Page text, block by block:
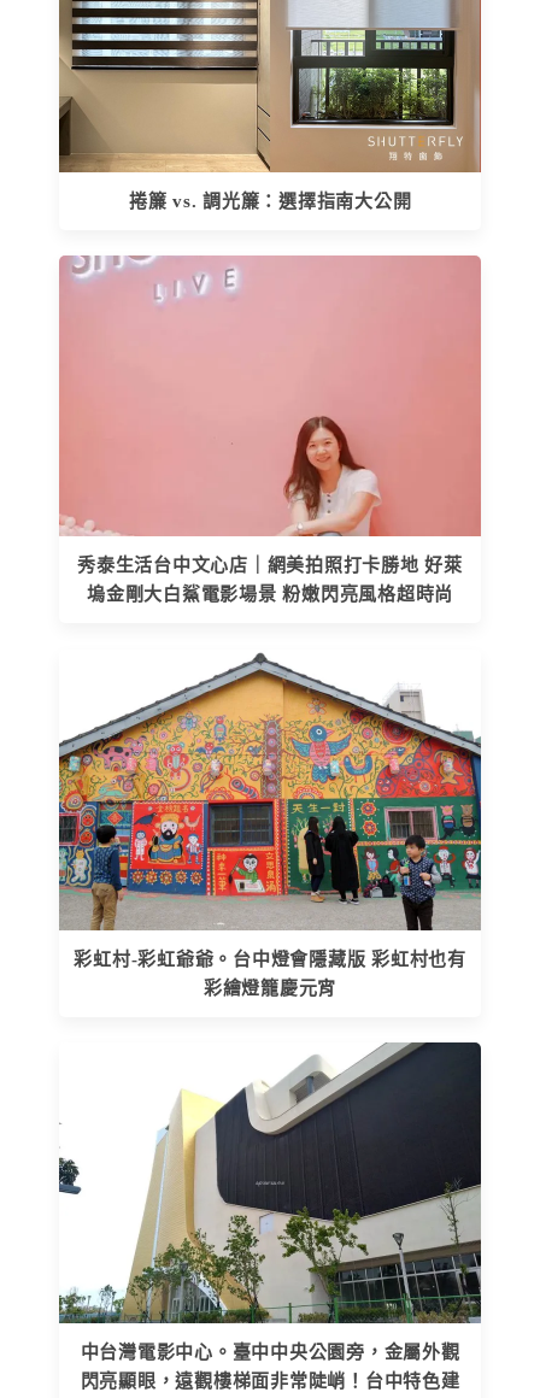
捲簾 vs. 調光簾：選擇指南大公開
秀泰生活台中文心店｜網美拍照打卡勝地 好萊
塢金剛大白鯊電影場景 粉嫩閃亮風格超時尚
彩虹村-彩虹爺爺。台中燈會隱藏版 彩虹村也有
彩繪燈籠慶元宵
中台灣電影中心。臺中中央公園旁，金屬外觀
閃亮顯眼，遠觀樓梯面非常陡峭！台中特色建